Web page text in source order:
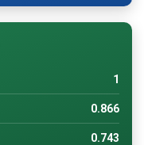
1
0.866
0.743